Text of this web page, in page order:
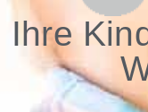
Ihre